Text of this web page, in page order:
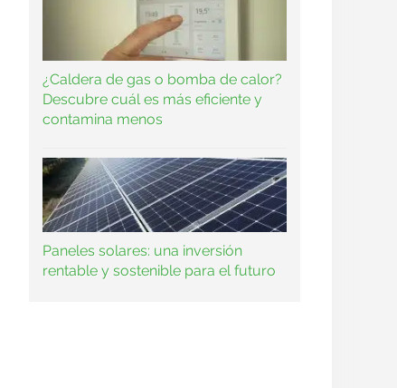
¿Caldera de gas o bomba de calor?
Descubre cuál es más eficiente y
contamina menos
Paneles solares: una inversión
rentable y sostenible para el futuro